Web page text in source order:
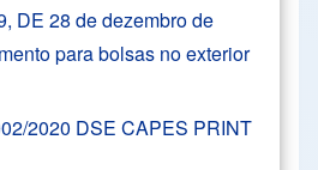
DE 28 de dezembro de
para bolsas no exterior
2020 DSE CAPES PRINT